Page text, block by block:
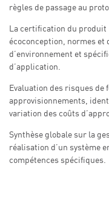
règles de passage au
La certification du produit
écoconception, normes
d’environnement et
d’application.
Evaluation des risques de
approvisionnements,
variation des coûts
Synthèse globale sur la
réalisation d’un système
compétences spécifiques.